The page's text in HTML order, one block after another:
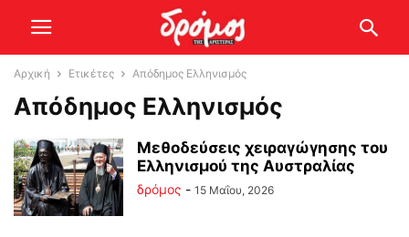
Αρχική Ετικέτες Απόδημος Ελληνισμός
Απόδημος Ελληνισμός
Μεθοδεύσεις χειραγώγησης του
Ελληνισμού της Αυστραλίας
δρόμος - 15 Μαΐου, 2026